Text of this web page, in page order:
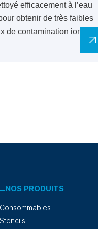
efficacement à l’eau
obtenir de très faibles
de contamination ionique
NOS PRODUITS
Consommables
Stencils